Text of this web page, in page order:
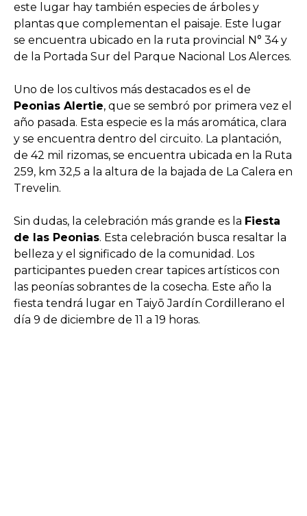
este lugar hay también especies de árboles y
plantas que complementan el paisaje. Este lugar
se encuentra ubicado en la ruta provincial N° 34 y
de la Portada Sur del Parque Nacional Los Alerces.
Uno de los cultivos más destacados es el de
Peonias Alertie, que se sembró por primera vez el
año pasada. Esta especie es la más aromática, clara
y se encuentra dentro del circuito. La plantación,
de 42 mil rizomas, se encuentra ubicada en la Ruta
259, km 32,5 a la altura de la bajada de La Calera en
Trevelin.
Sin dudas, la celebración más grande es la Fiesta
de las Peonias. Esta celebración busca resaltar la
belleza y el significado de la comunidad. Los
participantes pueden crear tapices artísticos con
las peonías sobrantes de la cosecha. Este año la
fiesta tendrá lugar en Taiyō Jardín Cordillerano el
día 9 de diciembre de 11 a 19 horas.